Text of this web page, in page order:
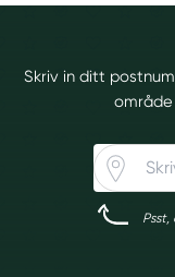
Skriv in ditt